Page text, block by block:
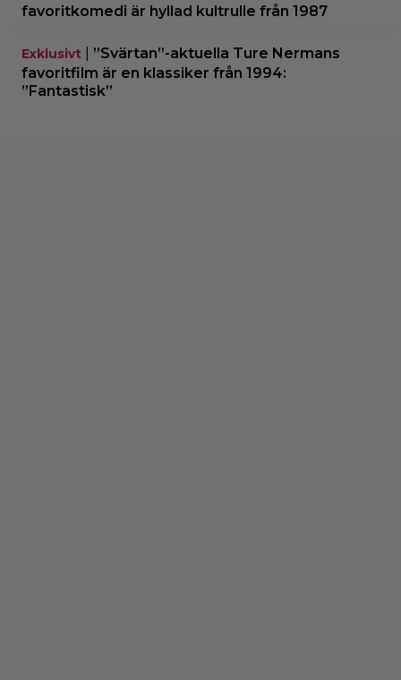
favoritkomedi är hyllad kultrulle från 1987
Exklusivt
”Svärtan”-aktuella Ture Nermans
favoritfilm är en klassiker från 1994:
”Fantastisk”